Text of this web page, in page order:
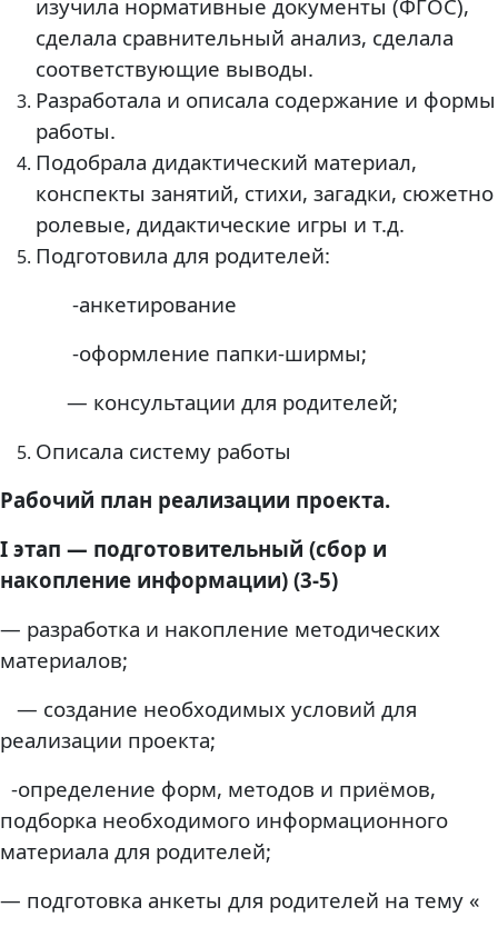
изучила нормативные документы (ФГОС),
сделала сравнительный анализ, сделала
соответствующие выводы.
Разработала и описала содержание и формы
работы.
Подобрала дидактический материал,
конспекты занятий, стихи, загадки, сюжетно
ролевые, дидактические игры и т.д.
Подготовила для родителей:
-анкетирование
-оформление папки-ширмы;
— консультации для родителей;
Описала систему работы
Рабочий план реализации проекта.
I этап — подготовительный (сбор и
накопление информации) (3-5)
— разработка и накопление методических
материалов;
— создание необходимых условий для
реализации проекта;
-определение форм, методов и приёмов,
подборка необходимого информационного
материала для родителей;
— подготовка анкеты для родителей на тему «